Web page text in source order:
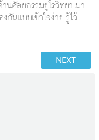
นศัลยกรรมยูโรวิทยา มา
กันแบบเข้าใจง่าย รู้ไว้
NEXT